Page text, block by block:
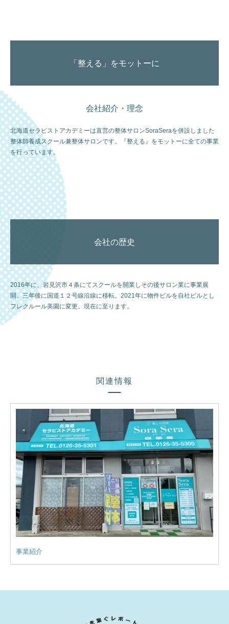
「整える」をモットーに
会社紹介・理念
北海道セラピストアカデミーは直営の整体サロンSoraSeraを併設しました
整体師養成スクール兼整体サロンです。『整える』をモットーに全ての事業
を行っています。
会社の歴史
2016年に、岩見沢市４条にてスクールを開業しその後サロン業に事業展
開。三年後に国道１２号線沿線に移転。2021年に物件ビルを自社ビルとし
フレクルール美園に変更。現在に至ります。
関連情報
事業紹介